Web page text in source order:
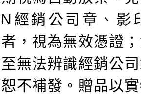
經銷公司章、影
，視為無效憑證
無法辨識經銷公
不補發。贈品以